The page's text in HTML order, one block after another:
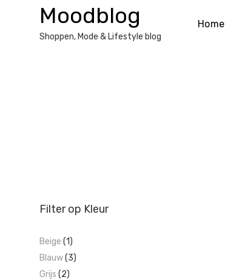
Moodblog
Shoppen, Mode & Lifestyle blog
Home
Filter op Kleur
Beige (1)
Blauw(3)
Grijs (2)